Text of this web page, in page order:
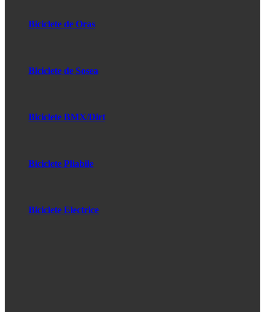
Biciclete de Oras
Biciclete de Sosea
Biciclete BMX/Dirt
Biciclete Pliabile
Biciclete Electrice